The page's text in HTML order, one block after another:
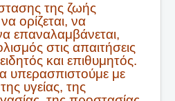
της ζωής
ορίζεται, να
επαναλαμβάνεται,
στις απαιτήσεις
και επιθυμητός.
υπερασπιστούμε με
υγείας, της